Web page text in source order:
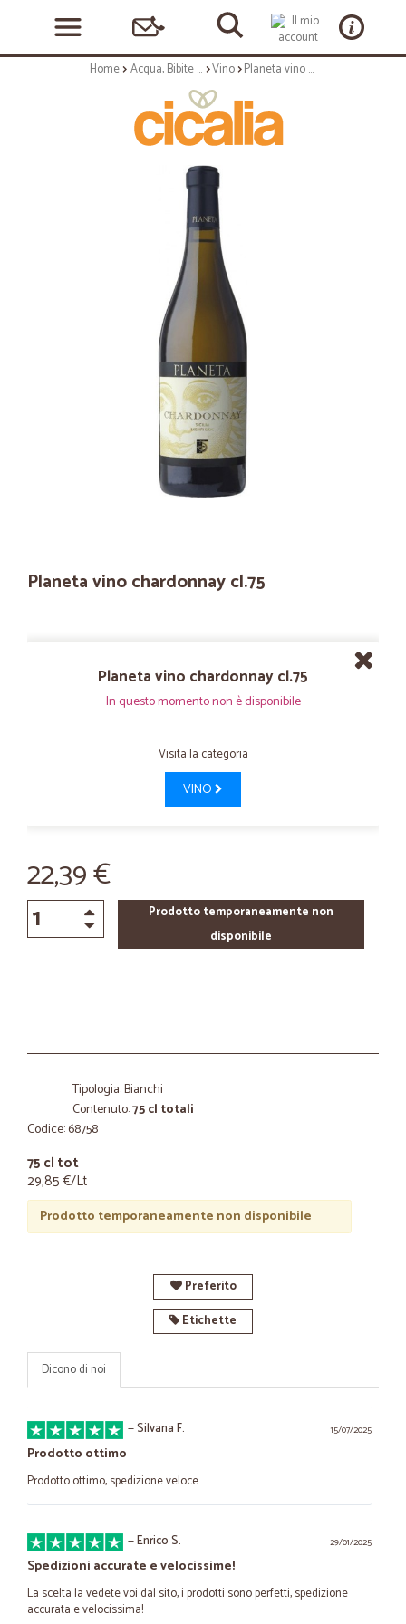
Home Acqua, Bibite e Alcolici Vino Planeta vino chardonnay cl.75
Planeta vino chardonnay cl.75
Planeta vino chardonnay cl.75
In questo momento non è disponibile
Visita la categoria
VINO
22,39 €
Prodotto temporaneamente non
disponibile
Tipologia: Bianchi
Contenuto:75 cl totali
Codice: 68758
75 cl tot
29,85 €/Lt
Prodotto temporaneamente non disponibile
Preferito
Etichette
Dicono di noi
15/07/2025
—Silvana F.
Prodotto ottimo
Prodotto ottimo, spedizione veloce.
29/01/2025
—Enrico S.
Spedizioni accurate e velocissime!
La scelta la vedete voi dal sito, i prodotti sono perfetti, spedizione
accurata e velocissima!